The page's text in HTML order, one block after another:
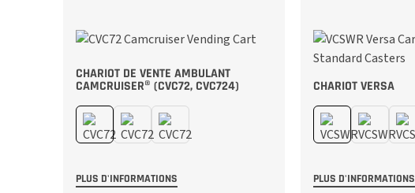
CHARIOT DE VENTE AMBULANT
CAMCRUISER® (CVC72, CVC724)
PLUS D'INFORMATIONS
CHARIOT VERSA
PLUS D'INFORMATIONS